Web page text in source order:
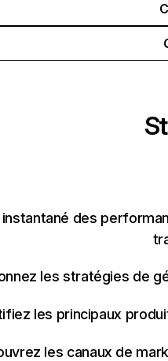
des
les stratégies de
les principaux
les canaux de